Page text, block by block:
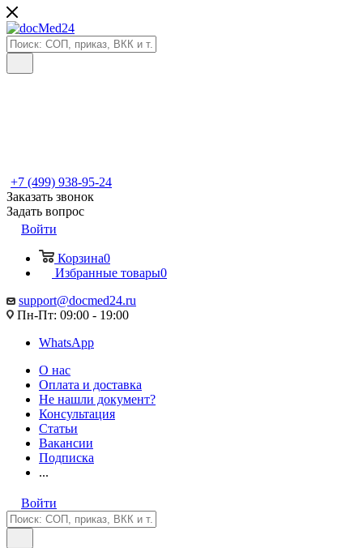
+7 (499) 938-95-24
Заказать звонок
Задать вопрос
Войти
Корзина0
Избранные товары0
support@docmed24.ru
Пн-Пт: 09:00 - 19:00
WhatsApp
О нас
Оплата и доставка
Не нашли документ?
Консультация
Статьи
Вакансии
Подписка
...
Войти